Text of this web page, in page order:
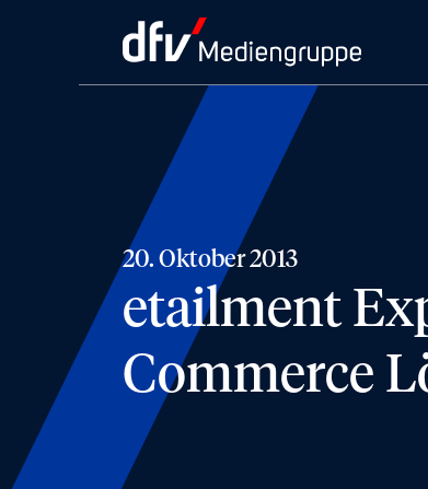
20. Oktober 2013
etailment
Commerce